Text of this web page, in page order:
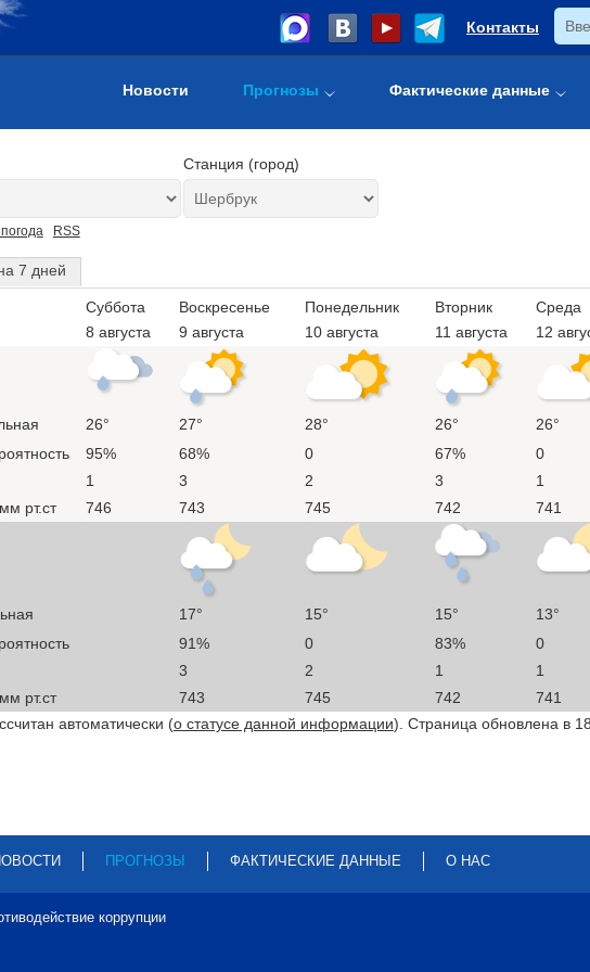
Контакты
Новости Прогнозы Фактические данные
Станция (город)
RSS
7 дней
Суббота
8 августа
Воскресенье
9 августа
Понедельник
10 августа
Вторник
11 августа
Среда
12
26° 27° 28° 26° 26°
95% 68% 0 67% 0
1 3 2 3 1
рт.ст
746 743 745 742 741
17° 15° 15° 13°
91% 0 83% 0
3 2 1 1
рт.ст
743 745 742 741
автоматически (о статусе данной информации). Страница обновлена в
ПРОГНОЗЫ ФАКТИЧЕСКИЕ ДАННЫЕ О НАС
коррупции